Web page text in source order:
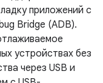
приложений с
Bridge (ADB).
устройствах без
через USB и